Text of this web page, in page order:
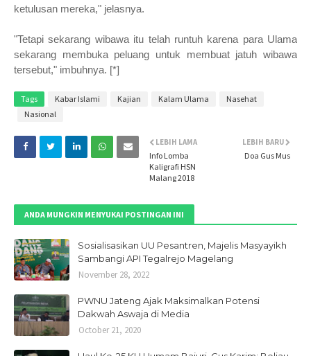
ketulusan mereka," jelasnya.
"Tetapi sekarang wibawa itu telah runtuh karena para Ulama
sekarang membuka peluang untuk membuat jatuh wibawa
tersebut," imbuhnya. [*]
Tags Kabar Islami Kajian Kalam Ulama
Nasehat
Nasional
LEBIH BARU
Doa Gus Mus
LEBIH LAMA
Info Lomba
Kaligrafi HSN
Malang 2018
ANDA MUNGKIN MENYUKAI POSTINGAN INI
Sosialisasikan UU Pesantren, Majelis Masyayikh
Sambangi API Tegalrejo Magelang
November 28, 2022
PWNU Jateng Ajak Maksimalkan Potensi
Dakwah Aswaja di Media
October 21, 2020